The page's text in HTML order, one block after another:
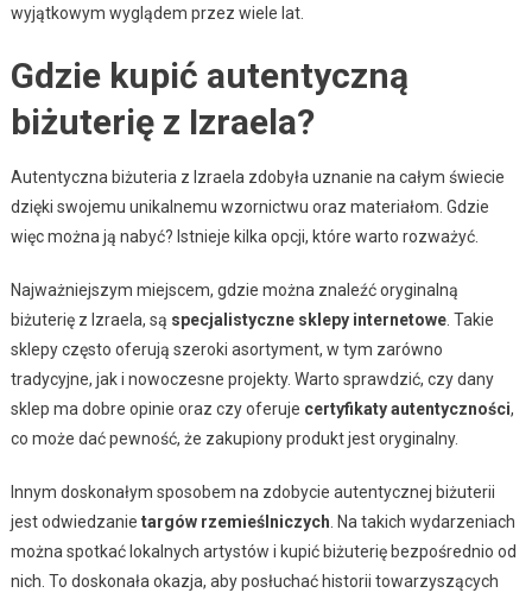
wyjątkowym wyglądem przez wiele lat.
Gdzie kupić autentyczną
biżuterię z Izraela?
Autentyczna biżuteria z Izraela zdobyła uznanie na całym świecie
dzięki swojemu unikalnemu wzornictwu oraz materiałom. Gdzie
więc można ją nabyć? Istnieje kilka opcji, które warto rozważyć.
Najważniejszym miejscem, gdzie można znaleźć oryginalną
biżuterię z Izraela, są specjalistyczne sklepy internetowe. Takie
sklepy często oferują szeroki asortyment, w tym zarówno
tradycyjne, jak i nowoczesne projekty. Warto sprawdzić, czy dany
sklep ma dobre opinie oraz czy oferuje certyfikaty autentyczności,
co może dać pewność, że zakupiony produkt jest oryginalny.
Innym doskonałym sposobem na zdobycie autentycznej biżuterii
jest odwiedzanie targów rzemieślniczych . Na takich wydarzeniach
można spotkać lokalnych artystów i kupić biżuterię bezpośrednio od
nich. To doskonała okazja, aby posłuchać historii towarzyszących